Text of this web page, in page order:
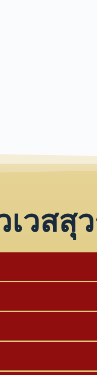
เวสสุ